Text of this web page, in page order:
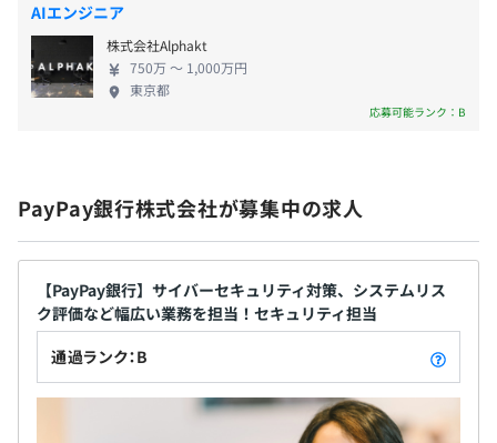
3カ月（期間中、待遇の変更はありません）
考えています。 ◾️第三に、銀行事業の基本となる安全
性や信頼性の向上、有効で低コストなマーケティン
グ活動、ならびに魅力ある新商品・新サービスの開
発をおこなっていくために、「強固なアライアンス
えています。
AIエンジニア
株式会社Alphakt
750万 〜 1,000万円
東京都
応募可能ランク：B
PayPay銀行株式会社が募集中の求人
【PayPay銀行】サイバーセキュリティ対策、システムリス
ク評価など幅広い業務を担当！セキュリティ担当
通過ランク：B